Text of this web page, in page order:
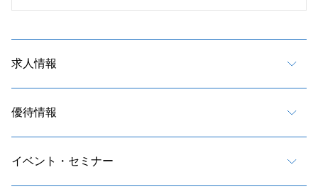
求人情報
優待情報
イベント・セミナー